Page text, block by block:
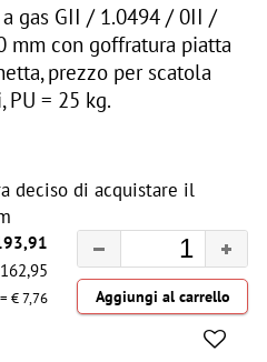
gas GII / 1.0494 / 0II /
mm con goffratura piatta
prezzo per scatola
= 25 kg.
deciso di acquistare il
162,95
€7,76